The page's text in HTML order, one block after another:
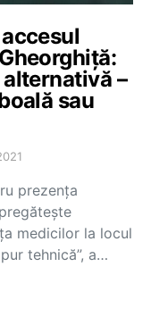
–
sau
prezența
medicilor la locul
tehnică”, a…